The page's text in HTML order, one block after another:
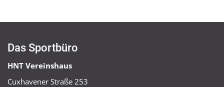
Das Sportbüro
HNT Vereinshaus
Cuxhavener Straße 253